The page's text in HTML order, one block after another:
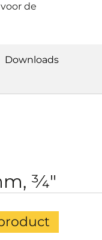
de
Downloads
¾"